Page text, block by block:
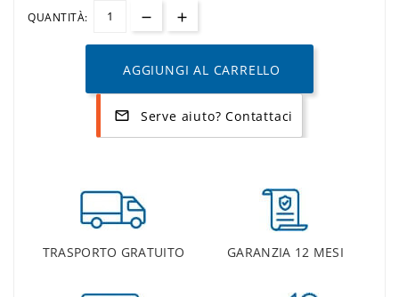
QUANTITÀ:
AGGIUNGI AL CARRELLO
mail_outline Serve aiuto? Contattaci
TRASPORTO GRATUITO GARANZIA 12 MESI